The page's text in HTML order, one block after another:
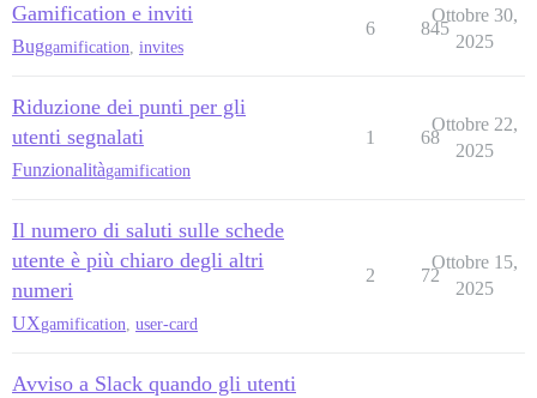
Gamification e inviti
Buggamification invites
6 845
Ottobre 30,
2025
Riduzione dei punti per gli
utenti segnalati
Funzionalitàgamification
1 68
Ottobre 22,
2025
Il numero di saluti sulle schede
utente è più chiaro degli altri
numeri
UXgamification user-card
2 72
Ottobre 15,
2025
Avviso a Slack quando gli utenti